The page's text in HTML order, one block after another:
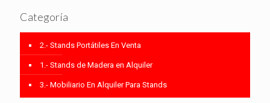
Categoría
2.- Stands Portátiles En Venta
1.- Stands de Madera en Alquiler
3.- Mobiliario En Alquiler Para Stands